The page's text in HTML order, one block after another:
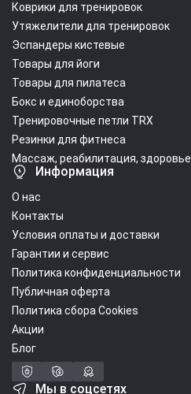
Коврики для тренировок
Утяжелители для тренировок
Эспандеры кистевые
Товары для йоги
Товары для пилатеса
Бокс и единоборства
Тренировочные петли TRX
Резинки для фитнеса
Массаж, реабилитация, здоровье
Информация
О нас
Контакты
Условия оплаты и доставки
Гарантии и сервис
Политика конфиденциальности
Публичная оферта
Политика сбора Cookies
Акции
Блог
Мы в соцсетях